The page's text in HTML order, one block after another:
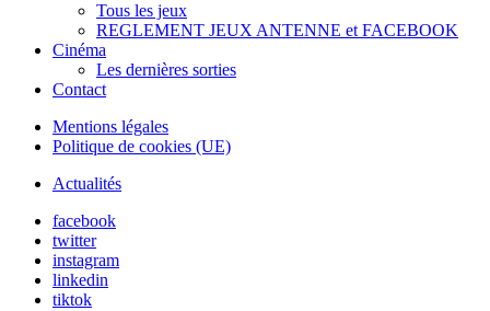
Tous les jeux
REGLEMENT JEUX ANTENNE et FACEBOOK
Cinéma
Les dernières sorties
Contact
Mentions légales
Politique de cookies (UE)
Actualités
facebook
twitter
instagram
linkedin
tiktok